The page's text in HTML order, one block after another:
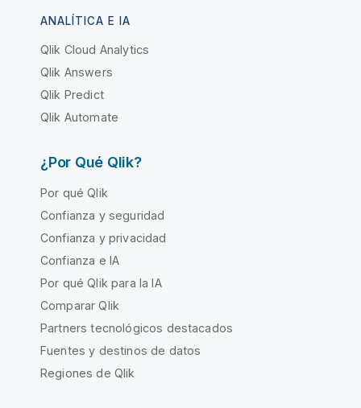
ANALÍTICA E IA
Qlik Cloud Analytics
Qlik Answers
Qlik Predict
Qlik Automate
¿Por Qué Qlik?
Por qué Qlik
Confianza y seguridad
Confianza y privacidad
Confianza e IA
Por qué Qlik para la IA
Comparar Qlik
Partners tecnológicos destacados
Fuentes y destinos de datos
Regiones de Qlik